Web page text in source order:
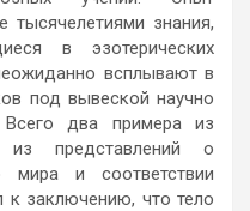
тысячелетиями знания,
в эзотерических
всплывают в
под вывеской научно
Всего два примера из
из представлений о
мира и соответствии
заключению, что тело